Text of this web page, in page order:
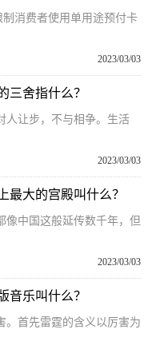
消费者使用单用途预付卡
2023/03/03
三舍指什么？
人让步，不与相争。生活
2023/03/03
最大的宫殿叫什么？
像中国这般延传数千年，但
2023/03/03
音乐叫什么？
。首先雷霆的含义以厉害为